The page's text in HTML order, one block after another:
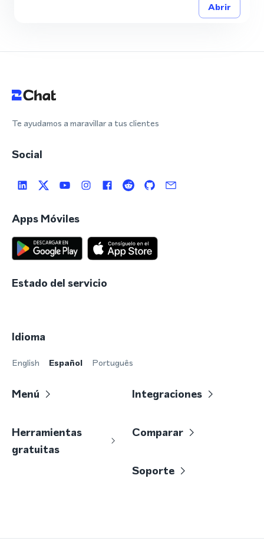
Abrir
Te ayudamos a maravillar a tus clientes
Social
Apps Móviles
Estado del servicio
Idioma
English Español Português
Menú Integraciones
Herramientas
gratuitas
Comparar
Soporte